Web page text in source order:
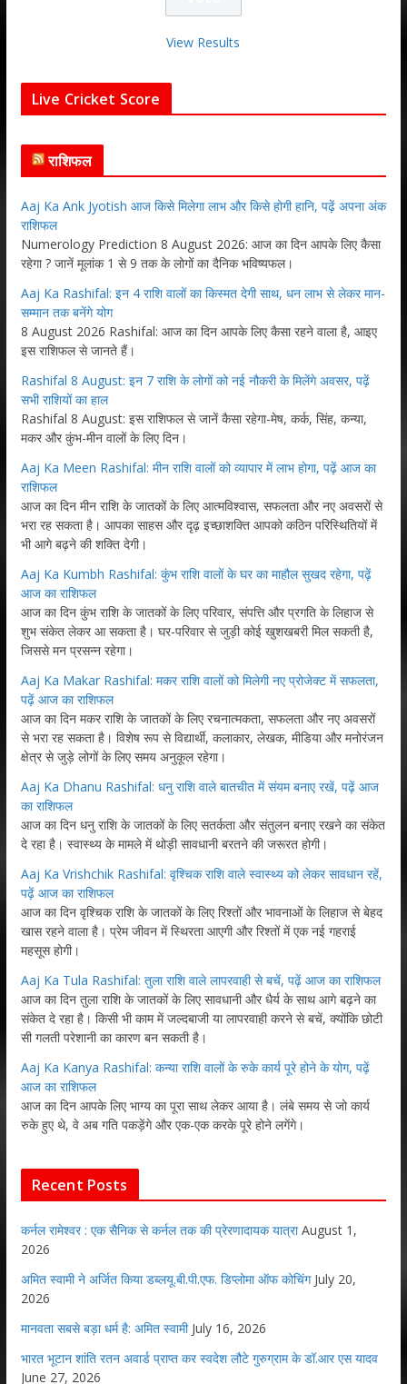
View Results
Live Cricket Score
राशिफल
Aaj Ka Ank Jyotish आज किसे मिलेगा लाभ और किसे होगी हानि, पढ़ें अपना अंक
राशिफल
Numerology Prediction 8 August 2026: आज का दिन आपके लिए कैसा
रहेगा ? जानें मूलांक 1 से 9 तक के लोगों का दैनिक भविष्यफल।
Aaj Ka Rashifal: इन 4 राशि वालों का किस्मत देगी साथ, धन लाभ से लेकर मान-
सम्मान तक बनेंगे योग
8 August 2026 Rashifal: आज का दिन आपके लिए कैसा रहने वाला है, आइए
इस राशिफल से जानते हैं।
Rashifal 8 August: इन 7 राशि के लोगों को नई नौकरी के मिलेंगे अवसर, पढ़ें
सभी राशियों का हाल
Rashifal 8 August: इस राशिफल से जानें कैसा रहेगा-मेष, कर्क, सिंह, कन्या,
मकर और कुंभ-मीन वालों के लिए दिन।
Aaj Ka Meen Rashifal: मीन राशि वालों को व्यापार में लाभ होगा, पढ़ें आज का
राशिफल
आज का दिन मीन राशि के जातकों के लिए आत्मविश्वास, सफलता और नए अवसरों से
भरा रह सकता है। आपका साहस और दृढ़ इच्छाशक्ति आपको कठिन परिस्थितियों में
भी आगे बढ़ने की शक्ति देगी।
Aaj Ka Kumbh Rashifal: कुंभ राशि वालों के घर का माहौल सुखद रहेगा, पढ़ें
आज का राशिफल
आज का दिन कुंभ राशि के जातकों के लिए परिवार, संपत्ति और प्रगति के लिहाज से
शुभ संकेत लेकर आ सकता है। घर-परिवार से जुड़ी कोई खुशखबरी मिल सकती है,
जिससे मन प्रसन्न रहेगा।
Aaj Ka Makar Rashifal: मकर राशि वालों को मिलेगी नए प्रोजेक्ट में सफलता,
पढ़ें आज का राशिफल
आज का दिन मकर राशि के जातकों के लिए रचनात्मकता, सफलता और नए अवसरों
से भरा रह सकता है। विशेष रूप से विद्यार्थी, कलाकार, लेखक, मीडिया और मनोरंजन
क्षेत्र से जुड़े लोगों के लिए समय अनुकूल रहेगा।
Aaj Ka Dhanu Rashifal: धनु राशि वाले बातचीत में संयम बनाए रखें, पढ़ें आज
का राशिफल
आज का दिन धनु राशि के जातकों के लिए सतर्कता और संतुलन बनाए रखने का संकेत
दे रहा है। स्वास्थ्य के मामले में थोड़ी सावधानी बरतने की जरूरत होगी।
Aaj Ka Vrishchik Rashifal: वृश्चिक राशि वाले स्वास्थ्य को लेकर सावधान रहें,
पढ़ें आज का राशिफल
आज का दिन वृश्चिक राशि के जातकों के लिए रिश्तों और भावनाओं के लिहाज से बेहद
खास रहने वाला है। प्रेम जीवन में स्थिरता आएगी और रिश्तों में एक नई गहराई
महसूस होगी।
Aaj Ka Tula Rashifal: तुला राशि वाले लापरवाही से बचें, पढ़ें आज का राशिफल
आज का दिन तुला राशि के जातकों के लिए सावधानी और धैर्य के साथ आगे बढ़ने का
संकेत दे रहा है। किसी भी काम में जल्दबाजी या लापरवाही करने से बचें, क्योंकि छोटी
सी गलती परेशानी का कारण बन सकती है।
Aaj Ka Kanya Rashifal: कन्या राशि वालों के रुके कार्य पूरे होने के योग, पढ़ें
आज का राशिफल
आज का दिन आपके लिए भाग्य का पूरा साथ लेकर आया है। लंबे समय से जो कार्य
रुके हुए थे, वे अब गति पकड़ेंगे और एक-एक करके पूरे होने लगेंगे।
Recent Posts
कर्नल रामेश्वर : एक सैनिक से कर्नल तक की प्रेरणादायक यात्रा August 1,
2026
अमित स्वामी ने अर्जित किया डब्लयू.बी.पी.एफ. डिप्लोमा ऑफ कोचिंग July 20,
2026
मानवता सबसे बड़ा धर्म है: अमित स्वामी July 16, 2026
भारत भूटान शांति रतन अवार्ड प्राप्त कर स्वदेश लौटे गुरुग्राम के डॉ.आर एस यादव
June 27, 2026